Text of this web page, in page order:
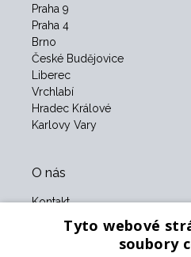
Praha 9
Praha 4
Brno
České Budějovice
Liberec
Vrchlabí
Hradec Králové
Karlovy Vary
O nás
Kontakt
Obchodní podmínky
Tyto webové
soubory